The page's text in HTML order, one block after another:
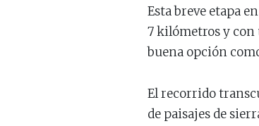
Esta breve etapa
7 kilómetros y con
buena opción
El recorrido
de paisajes de